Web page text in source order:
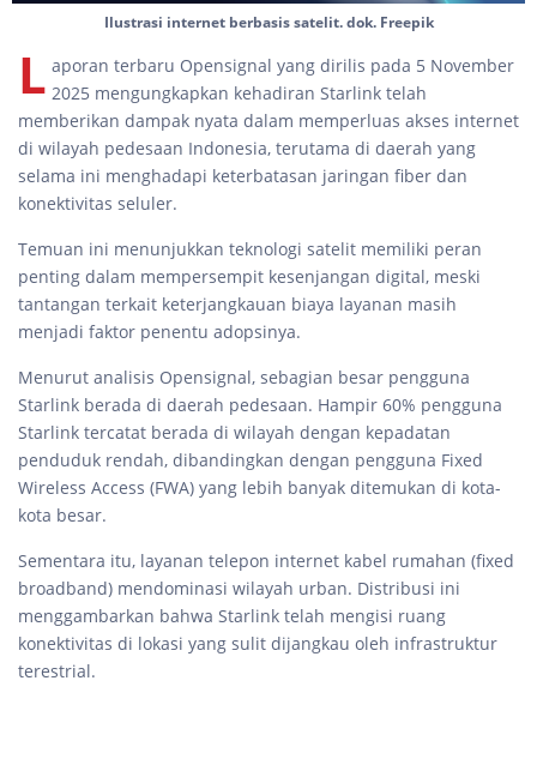
Ilustrasi internet berbasis satelit. dok. Freepik
L aporan terbaru Opensignal yang dirilis pada 5 November
2025 mengungkapkan kehadiran Starlink telah
memberikan dampak nyata dalam memperluas akses internet
di wilayah pedesaan Indonesia, terutama di daerah yang
selama ini menghadapi keterbatasan jaringan fiber dan
konektivitas seluler.
Temuan ini menunjukkan teknologi satelit memiliki peran
penting dalam mempersempit kesenjangan digital, meski
tantangan terkait keterjangkauan biaya layanan masih
menjadi faktor penentu adopsinya.
Menurut analisis Opensignal, sebagian besar pengguna
Starlink berada di daerah pedesaan. Hampir 60% pengguna
Starlink tercatat berada di wilayah dengan kepadatan
penduduk rendah, dibandingkan dengan pengguna Fixed
Wireless Access (FWA) yang lebih banyak ditemukan di kota-
kota besar.
Sementara itu, layanan telepon internet kabel rumahan (fixed
broadband) mendominasi wilayah urban. Distribusi ini
menggambarkan bahwa Starlink telah mengisi ruang
konektivitas di lokasi yang sulit dijangkau oleh infrastruktur
terestrial.